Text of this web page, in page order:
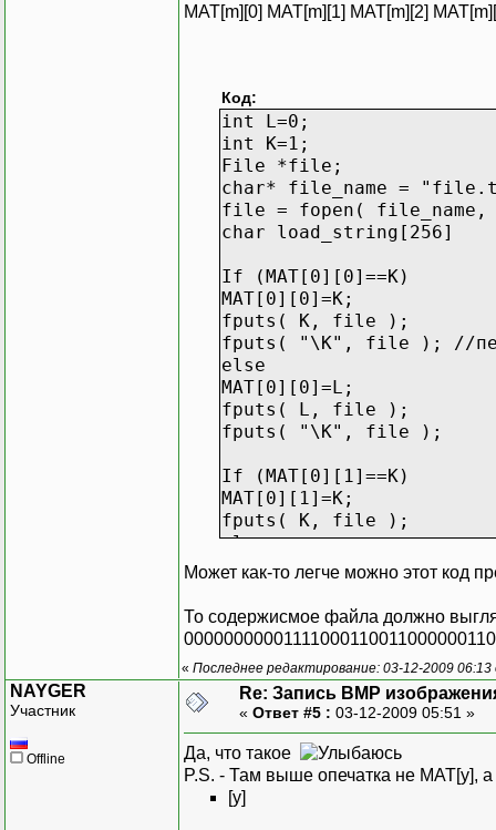
MAT[m][0] MAT[m][1] MAT[m][2]
Код:
int L=0;
int K=1;
File *file;
char* file_name =
file = fopen( file_name,
char load_string[256]
If (MAT[0][0]==K)
MAT[0][0]=K;
fputs( K, file );
fputs( "\K", file ); //
else
MAT[0][0]=L;
fputs( L, file );
fputs( "\K", file );
If (MAT[0][1]==K)
MAT[0][1]=K;
fputs( K, file );
else
MAT[0][1]=L;
If (MAT[0][2]==K)
fputs( K, file );
else
MAT[0][2]=L;
fputs( L, file );
If (MAT[0][3]==K)
MAT[0][3]=K;
Может как-то легче можно этот код
То содержисмое файла должно
« Последнее редактирование: 03-12-2009
NAYGER
Участник
Offline
Re: Запись BMP
« Ответ #5 : 03-12-2009 05:51 »
Да, что такое
P.S. - Там выше опечатка не MAT[y], а
[y]